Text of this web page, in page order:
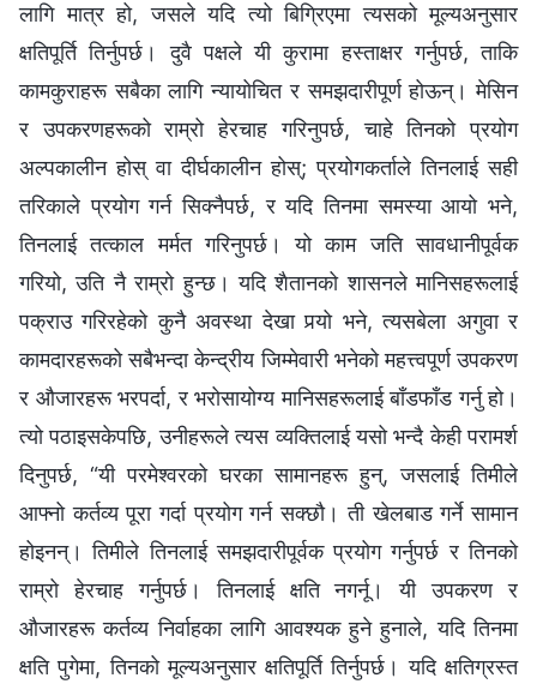
लागि मात्र हो, जसले यदि त्यो बिग्रिएमा त्यसको मूल्यअनुसार
क्षतिपूर्ति तिर्नुपर्छ। दुवै पक्षले यी कुरामा हस्ताक्षर गर्नुपर्छ, ताकि
कामकुराहरू सबैका लागि न्यायोचित र समझदारीपूर्ण होऊन्। मेसिन
र उपकरणहरूको राम्रो हेरचाह गरिनुपर्छ, चाहे तिनको प्रयोग
अल्पकालीन होस् वा दीर्घकालीन होस्; प्रयोगकर्ताले तिनलाई सही
तरिकाले प्रयोग गर्न सिक्नैपर्छ, र यदि तिनमा समस्या आयो भने,
तिनलाई तत्काल मर्मत गरिनुपर्छ। यो काम जति सावधानीपूर्वक
गरियो, उति नै राम्रो हुन्छ। यदि शैतानको शासनले मानिसहरूलाई
पक्राउ गरिरहेको कुनै अवस्था देखा पर्‍यो भने, त्यसबेला अगुवा र
कामदारहरूको सबैभन्दा केन्द्रीय जिम्मेवारी भनेको महत्त्वपूर्ण उपकरण
र औजारहरू भरपर्दा, र भरोसायोग्य मानिसहरूलाई बाँडफाँड गर्नु हो।
त्यो पठाइसकेपछि, उनीहरूले त्यस व्यक्तिलाई यसो भन्दै केही परामर्श
दिनुपर्छ, “यी परमेश्‍वरको घरका सामानहरू हुन्, जसलाई तिमीले
आफ्नो कर्तव्य पूरा गर्दा प्रयोग गर्न सक्छौ। ती खेलबाड गर्ने सामान
होइनन्। तिमीले तिनलाई समझदारीपूर्वक प्रयोग गर्नुपर्छ र तिनको
राम्रो हेरचाह गर्नुपर्छ। तिनलाई क्षति नगर्नू। यी उपकरण र
औजारहरू कर्तव्य निर्वाहका लागि आवश्यक हुने हुनाले, यदि तिनमा
क्षति पुगेमा, तिनको मूल्यअनुसार क्षतिपूर्ति तिर्नुपर्छ। यदि क्षतिग्रस्त